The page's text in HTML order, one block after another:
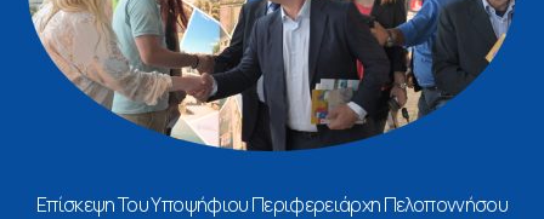
Επίσκεψη Του Υποψήφιου Περιφερειάρχη Πελοποννήσου